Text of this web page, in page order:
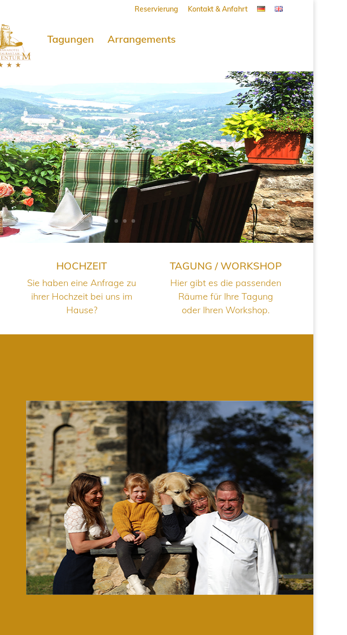
Reservierung Kontakt & Anfahrt
Tagungen Arrangements
HOCHZEIT
Sie haben eine Anfrage zu
ihrer Hochzeit bei uns im
Hause?
TAGUNG / WORKSHOP
Hier gibt es die passenden
Räume für Ihre Tagung
oder Ihren Workshop.